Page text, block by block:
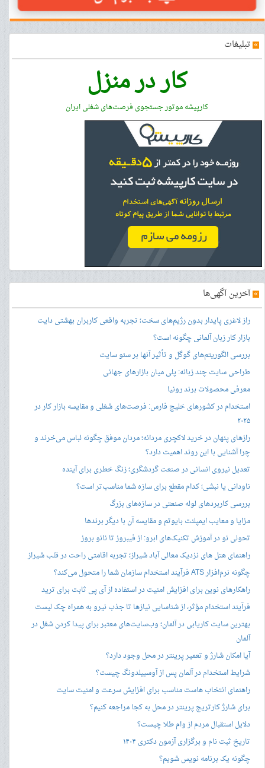
» تبلیغات
کار در منزل
کارپیشه موتور جستجوی فرصت‌های شغلی ایران
»آخرین آگهی‌ها
راز لاغری پایدار بدون رژیم‌های سخت؛ تجربه واقعی کاربران بهشتی دایت
بازار کار زبان آلمانی چگونه است؟
بررسی الگوریتم‌های گوگل و تأثیر آنها بر سئو سایت
طراحی سایت چند زبانه: پلی میان بازارهای جهانی
معرفی محصولات برند رونیا
استخدام در کشورهای خلیج فارس: فرصت‌های شغلی و مقایسه بازار کار در
۲۰۲۵
رازهای پنهان در خرید لاکچری مردانه؛ مردان موفق چگونه لباس می‌خرند و
چرا آشنایی با این روند اهمیت دارد؟
تعدیل نیروی انسانی در صنعت گردشگری؛ زنگ خطری برای آینده
ناودانی یا نبشی؛ کدام مقطع برای سازه شما مناسب‌تر است؟
بررسی کاربردهای لوله صنعتی در سازه‌های بزرگ
مزایا و معایب ایمپلنت بایوتم و مقایسه آن با دیگر برندها
تحولی نو در آموزش تکنیک‌های ابرو: از فیبروز تا نانو بروز
راهنمای هتل های نزدیک معالی آباد شیراز؛ تجربه اقامتی راحت در قلب شیراز
چگونه نرم‌افزار ATS فرآیند استخدام سازمان شما را متحول می‌کند؟
راهکارهای نوین برای افزایش امنیت در استفاده از آی پی ثابت برای ترید
فرآیند استخدام مؤثر، از شناسایی نیازها تا جذب نیرو به همراه چک لیست
بهترین سایت کاریابی در آلمان؛ وب‌سایت‌های معتبر برای پیدا کردن شغل در
آلمان
آیا امکان شارژ و تعمیر پرینتر در محل وجود دارد؟
شرایط استخدام در آلمان پس از آوسبیلدونگ چیست؟
راهنمای انتخاب هاست مناسب برای افزایش سرعت و امنیت سایت
برای شارژ کارتریج پرینتر در محل به کجا مراجعه کنیم؟
دلایل استقبال مردم از وام طلا چیست؟
تاریخ ثبت نام و برگزاری آزمون دکتری ۱۴۰۴
چگونه یک برنامه نویس شویم؟